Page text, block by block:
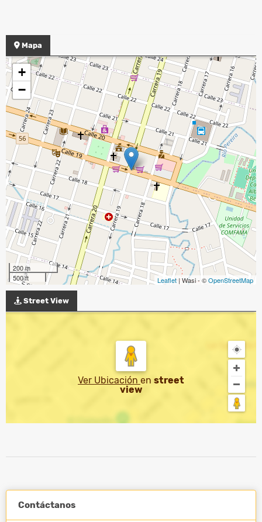
Mapa
+
−
200 m
500 ft
Leaflet| Wasi - ©OpenStreetMap
Street View
Ver Ubicación en street
view
Contáctanos